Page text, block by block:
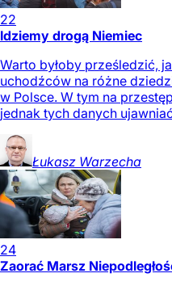
22
Idziemy drogą Niemiec
Warto byłoby prześledzić,
uchodźców na różne
w Polsce. W tym na
jednak tych danych
Łukasz Warzecha
24
Zaorać Marsz